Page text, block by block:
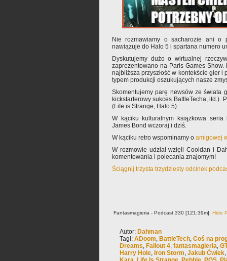
Nie rozmawiamy o sacharozie ani o
nawiązuje do Halo 5 i spartana numero
Dyskutujemy dużo o wirtualnej
zaprezentowano na Paris Games
najbliższa przyszłość w kontekście gier
typem produkcji oszukujących nasze
Skomentujemy parę newsów ze świata
kickstarterowy sukces BattleTecha, itd.).
(Life is Strange, Halo 5).
W kąciku kulturalnym książkowa
James Bond wczoraj i dziś.
W kąciku retro wspominamy o amigowej
W rozmowie udział wzięli Cooldan i
komentowania i polecania znajomym!
Ściągnij trzysta trzydziesty odcinek
Fantasmagieria - Podcast 330 [121:39m]: Hide
Autor: Dahman
Tagi: ADoom, BattleTech, Coś na
Dreams, Fallout 4, fantasmagieria,
Harry Hole, Iron Storm, Jakub Ćwiek,